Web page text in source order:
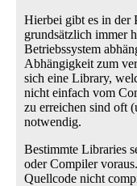
Hierbei gibt es in der
grundsätzlich immer
Betriebssystem
Abhängigkeit zum
sich eine Library,
nicht einfach vom
zu erreichen sind oft
notwendig.
Bestimmte Libraries
oder Compiler
Quellcode nicht